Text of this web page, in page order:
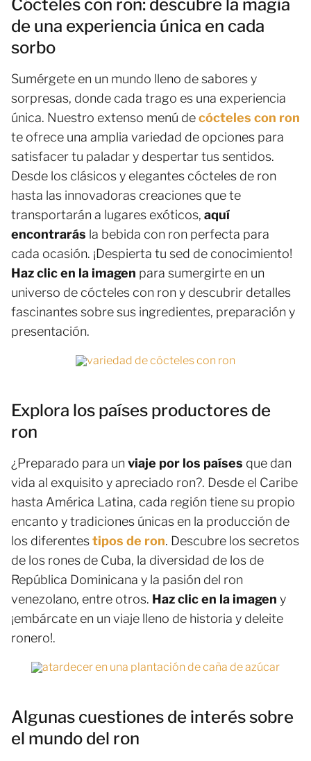
Cócteles con ron: descubre la magia
de una experiencia única en cada
sorbo
Sumérgete en un mundo lleno de sabores y
sorpresas, donde cada trago es una experiencia
única. Nuestro extenso menú decócteles con ron
te ofrece una amplia variedad de opciones para
satisfacer tu paladar y despertar tus sentidos.
Desde los clásicos y elegantes cócteles de ron
hasta las innovadoras creaciones que te
transportarán a lugares exóticos, aquí
encontrarás la bebida con ron perfecta para
cada ocasión. ¡Despierta tu sed de conocimiento!
Haz clic en la imagen para sumergirte en un
universo de cócteles con ron y descubrir detalles
fascinantes sobre sus ingredientes, preparación y
presentación.
Explora los países productores de
ron
¿Preparado para un viaje por los países que dan
vida al exquisito y apreciado ron?. Desde el Caribe
hasta América Latina, cada región tiene su propio
encanto y tradiciones únicas en la producción de
los diferentestipos de ron. Descubre los secretos
de los rones de Cuba, la diversidad de los de
República Dominicana y la pasión del ron
venezolano, entre otros. Haz clic en la imagen y
¡embárcate en un viaje lleno de historia y deleite
ronero!.
Algunas cuestiones de interés sobre
el mundo del ron